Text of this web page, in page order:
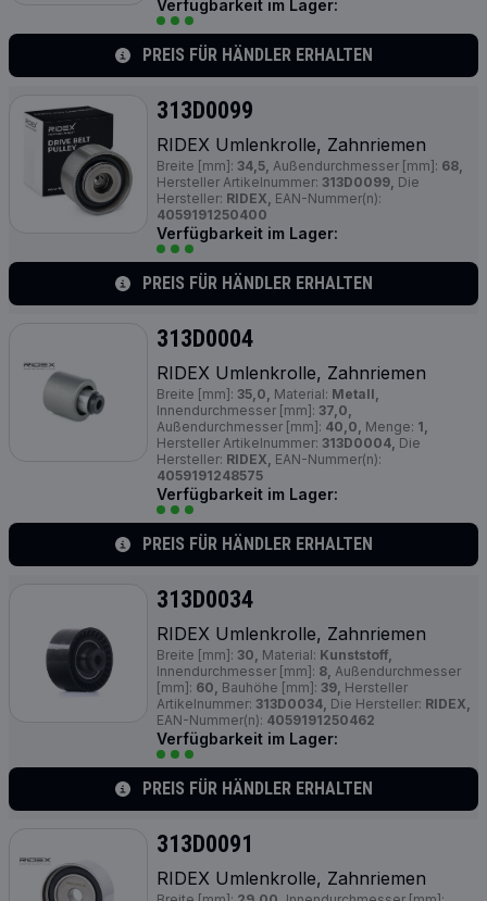
Verfügbarkeit im Lager:
PREIS FÜR HÄNDLER ERHALTEN
313D0099
RIDEX Umlenkrolle, Zahnriemen
Breite [mm]: 34,5, Außendurchmesser [mm]: 68,
Hersteller Artikelnummer: 313D0099, Die
Hersteller: RIDEX, EAN-Nummer(n):
4059191250400
Verfügbarkeit im Lager:
PREIS FÜR HÄNDLER ERHALTEN
313D0004
RIDEX Umlenkrolle, Zahnriemen
Breite [mm]: 35,0, Material: Metall,
Innendurchmesser [mm]: 37,0,
Außendurchmesser [mm]: 40,0, Menge: 1,
Hersteller Artikelnummer: 313D0004, Die
Hersteller: RIDEX, EAN-Nummer(n):
4059191248575
Verfügbarkeit im Lager:
PREIS FÜR HÄNDLER ERHALTEN
313D0034
RIDEX Umlenkrolle, Zahnriemen
Breite [mm]: 30, Material: Kunststoff,
Innendurchmesser [mm]: 8, Außendurchmesser
[mm]: 60, Bauhöhe [mm]: 39, Hersteller
Artikelnummer: 313D0034, Die Hersteller: RIDEX,
EAN-Nummer(n): 4059191250462
Verfügbarkeit im Lager:
PREIS FÜR HÄNDLER ERHALTEN
313D0091
RIDEX Umlenkrolle, Zahnriemen